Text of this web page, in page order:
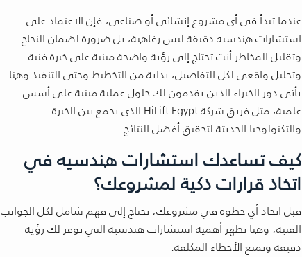
عندما تبدأ في أي مشروع إنشائي أو صناعي، فإن الاعتماد على
استشارات هندسيه دقيقة ليس رفاهية، بل ضرورة لضمان النجاح
وتقليل المخاطر أنت تحتاج إلى رؤية واضحة مبنية على خبرة فنية
وتحليل واقعي لكل التفاصيل، بداية من التخطيط وحتى التنفيذ وهنا
يأتي دور الخبراء الذين يقدمون لك حلول عملية مبنية على أسس
علمية، مثل فريق شركة HiLift Egypt الذي يجمع بين الخبرة
والتكنولوجيا الحديثة لتحقيق أفضل النتائج.
كيف تساعدك استشارات هندسيه في
اتخاذ قرارات ذكية لمشروعك؟
قبل اتخاذ أي خطوة في مشروعك، تحتاج إلى فهم شامل لكل الجوانب
الفنية، وهنا تظهر أهمية استشارات هندسيه التي توفر لك رؤية
دقيقة وتمنع الأخطاء المكلفة.